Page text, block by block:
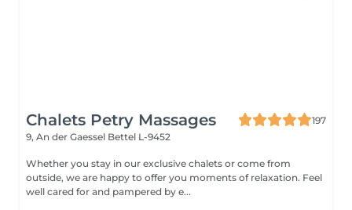
Chalets Petry Massages
197
9, An der Gaessel Bettel L-9452
Whether you stay in our exclusive chalets or come from
outside, we are happy to offer you moments of relaxation. Feel
well cared for and pampered by e...